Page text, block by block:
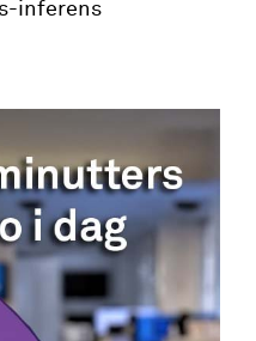
inferens